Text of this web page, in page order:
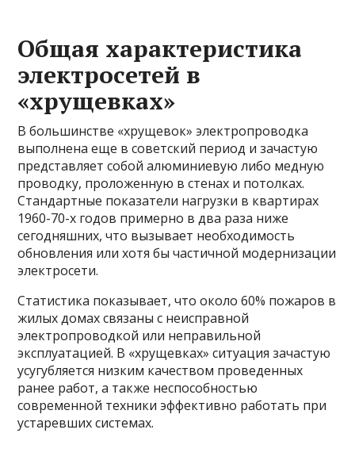
Общая характеристика
электросетей в
«хрущевках»
В большинстве «хрущевок» электропроводка
выполнена еще в советский период и зачастую
представляет собой алюминиевую либо медную
проводку, проложенную в стенах и потолках.
Стандартные показатели нагрузки в квартирах
1960-70-х годов примерно в два раза ниже
сегодняшних, что вызывает необходимость
обновления или хотя бы частичной модернизации
электросети.
Статистика показывает, что около 60% пожаров в
жилых домах связаны с неисправной
электропроводкой или неправильной
эксплуатацией. В «хрущевках» ситуация зачастую
усугубляется низким качеством проведенных
ранее работ, а также неспособностью
современной техники эффективно работать при
устаревших системах.